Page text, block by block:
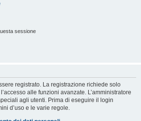
sessione
registrato. La registrazione richiede solo
alle funzioni avanzate. L’amministratore
agli utenti. Prima di eseguire il login
d’uso e le varie regole.